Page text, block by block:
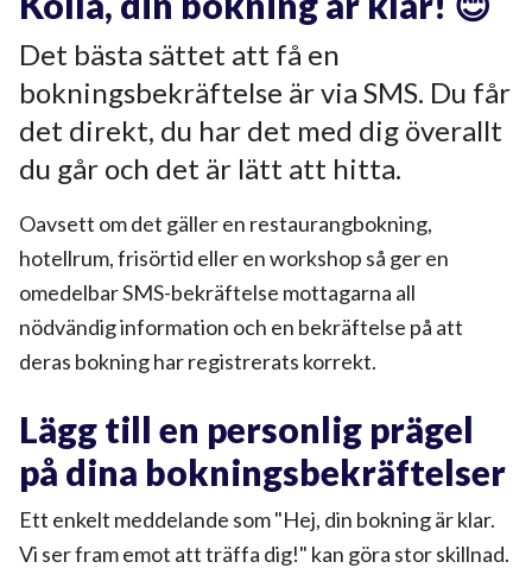
Det bästa sättet att få en
bokningsbekräftelse är via SMS. Du får
det direkt, du har det med dig överallt
du går och det är lätt att hitta.
Oavsett om det gäller en restaurangbokning,
hotellrum, frisörtid eller en workshop så ger en
omedelbar SMS-bekräftelse mottagarna all
nödvändig information och en bekräftelse på att
deras bokning har registrerats korrekt.
Lägg till en personlig prägel
på dina bokningsbekräftelser
Ett enkelt meddelande som "Hej, din bokning är klar.
Vi ser fram emot att träffa dig!" kan göra stor skillnad.